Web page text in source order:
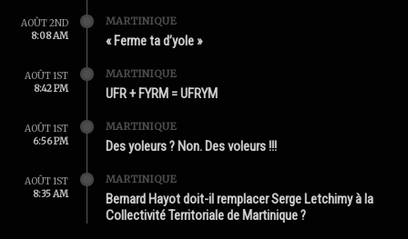
AOÛT 2ND
8:08 AM
MARTINIQUE
« Ferme ta d’yole »
AOÛT 1ST
8:42 PM
MARTINIQUE
UFR + FYRM = UFRYM
AOÛT 1ST
6:56 PM
MARTINIQUE
Des yoleurs ? Non. Des voleurs !!!
AOÛT 1ST
8:35 AM
MARTINIQUE
Bernard Hayot doit-il remplacer Serge Letchimy à la
Collectivité Territoriale de Martinique ?